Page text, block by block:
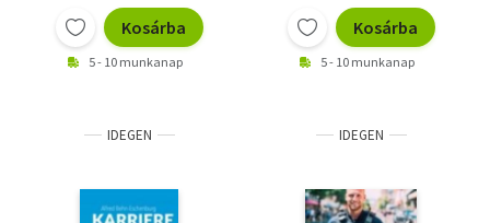
Kosárba
5 - 10 munkanap
Kosárba
5 - 10 munkanap
IDEGEN IDEGEN